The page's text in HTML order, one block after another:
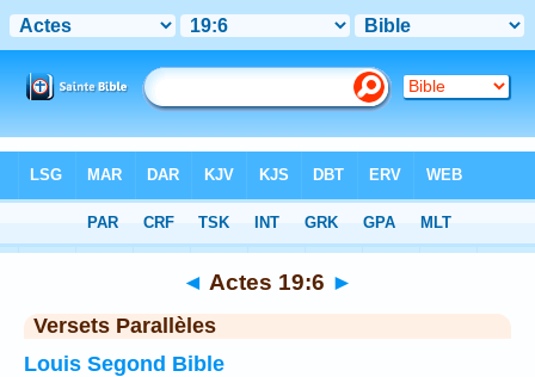
Chapitre 19> Verset 6
◄ Actes 19:6 ►
Versets Parallèles
Louis Segond Bible